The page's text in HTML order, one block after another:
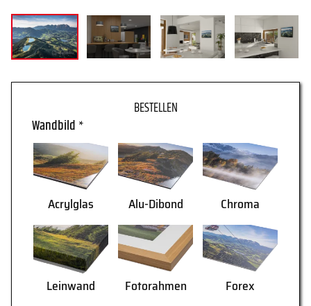
WARENKORB
Wandbild *
Acrylglas Alu-Dibond Chroma
Leinwand Fotorahmen
Forex